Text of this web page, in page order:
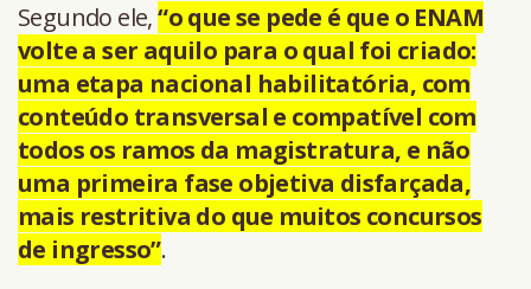
Segundo ele,“o que se pede é que o ENAM
volte a ser aquilo para o qual foi criado:
uma etapa nacional habilitatória, com
conteúdo transversal e compatível com
todos os ramos da magistratura, e não
uma primeira fase objetiva disfarçada,
mais restritiva do que muitos concursos
de ingresso”.